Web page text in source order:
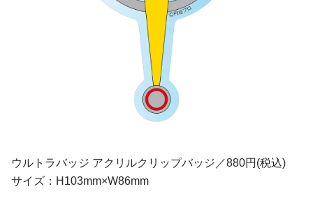
ウルトラバッジ アクリルクリップバッジ／880円(税込)
サイズ：H103mm×W86mm